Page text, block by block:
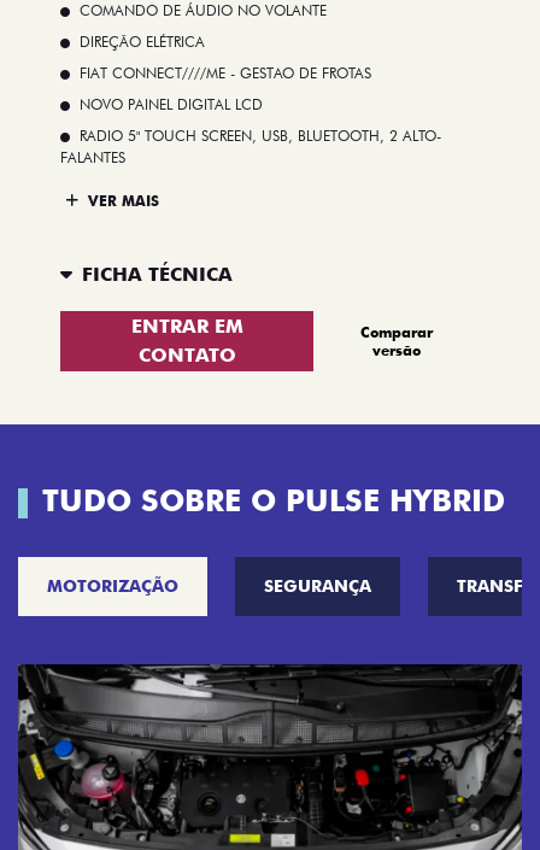
COMANDO DE ÁUDIO NO VOLANTE
DIREÇÃO ELÉTRICA
FIAT CONNECT////ME - GESTAO DE FROTAS
NOVO PAINEL DIGITAL LCD
RADIO 5" TOUCH SCREEN, USB, BLUETOOTH, 2 ALTO-
FALANTES
VER MAIS
FICHA TÉCNICA
ENTRAR EM
CONTATO
Comparar
versão
TUDO SOBRE O PULSE HYBRID
MOTORIZAÇÃO SEGURANÇA